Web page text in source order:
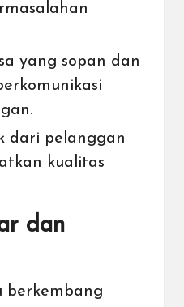
yang sopan dan
dari pelanggan
kualitas
dan
berkembang